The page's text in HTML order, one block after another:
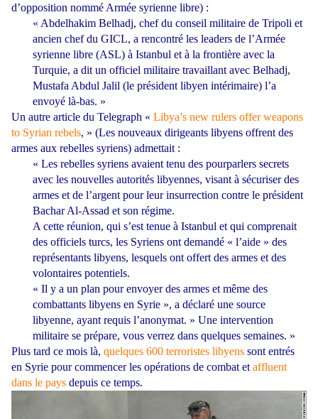
d’opposition nommé Armée syrienne libre) :
« Abdelhakim Belhadj, chef du conseil militaire de Tripoli et
ancien chef du GICL, a rencontré les leaders de l’Armée
syrienne libre (ASL) à Istanbul et à la frontière avec la
Turquie, a dit un officiel militaire travaillant avec Belhadj,
Mustafa Abdul Jalil (le président libyen intérimaire) l’a
envoyé là-bas. »
Un autre article du Telegraph « Libya’s new rulers offer weapons
to Syrian rebels, » (Les nouveaux dirigeants libyens offrent des
armes aux rebelles syriens) admettait :
« Les rebelles syriens avaient tenu des pourparlers secrets
avec les nouvelles autorités libyennes, visant à sécuriser des
armes et de l’argent pour leur insurrection contre le président
Bachar Al-Assad et son régime.
A cette réunion, qui s’est tenue à Istanbul et qui comprenait
des officiels turcs, les Syriens ont demandé « l’aide » des
représentants libyens, lesquels ont offert des armes et des
volontaires potentiels.
« Il y a un plan pour envoyer des armes et même des
combattants libyens en Syrie », a déclaré une source
libyenne, ayant requis l’anonymat. » Une intervention
militaire se prépare, vous verrez dans quelques semaines. »
Plus tard ce mois là, quelques 600 terroristes libyens sont entrés
en Syrie pour commencer les opérations de combat et affluent
dans le pays depuis ce temps.